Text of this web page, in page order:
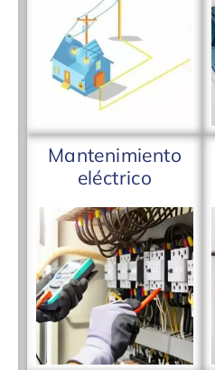
Mantenimiento
eléctrico